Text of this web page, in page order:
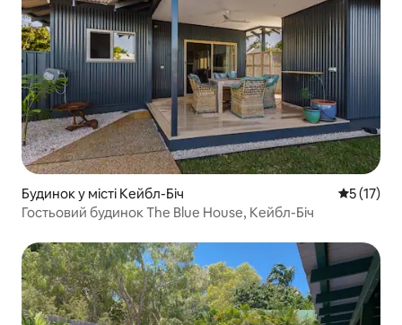
Будинок у місті Кейбл-Біч Середня
5 (17)
Гостьовий будинок The Blue House, Кейбл-Біч